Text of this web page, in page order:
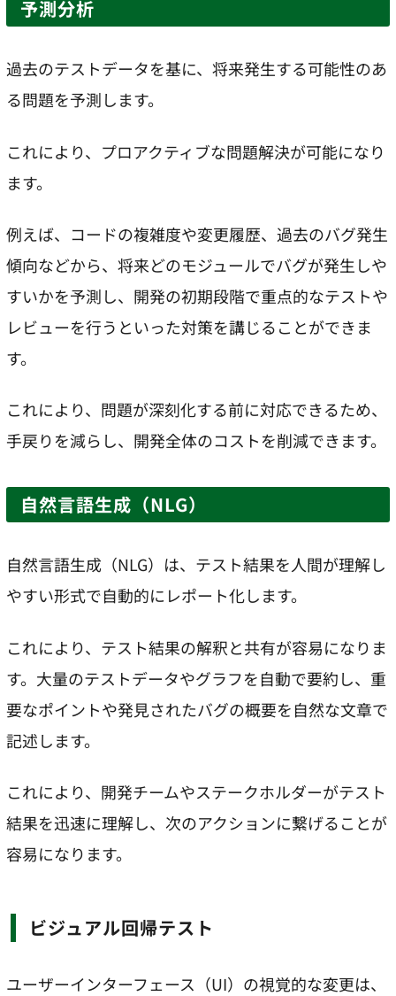
予測分析
過去のテストデータを基に、将来発生する可能性のあ
る問題を予測します。
これにより、プロアクティブな問題解決が可能になり
ます。
例えば、コードの複雑度や変更履歴、過去のバグ発生
傾向などから、将来どのモジュールでバグが発生しや
すいかを予測し、開発の初期段階で重点的なテストや
レビューを行うといった対策を講じることができま
す。
これにより、問題が深刻化する前に対応できるため、
手戻りを減らし、開発全体のコストを削減できます。
自然言語生成（NLG）
自然言語生成（NLG）は、テスト結果を人間が理解し
やすい形式で自動的にレポート化します。
これにより、テスト結果の解釈と共有が容易になりま
す。大量のテストデータやグラフを自動で要約し、重
要なポイントや発見されたバグの概要を自然な文章で
記述します。
これにより、開発チームやステークホルダーがテスト
結果を迅速に理解し、次のアクションに繋げることが
容易になります。
ビジュアル回帰テスト
ユーザーインターフェース（UI）の視覚的な変更は、